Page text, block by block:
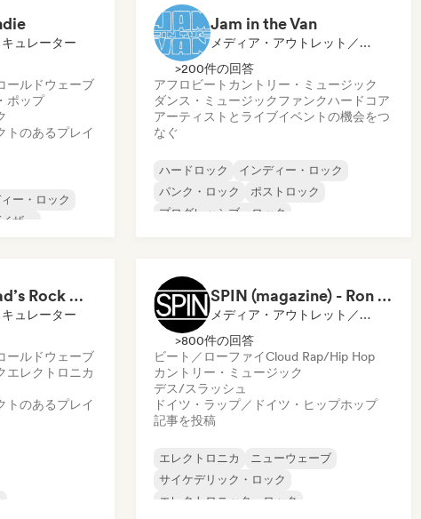
ック
ュレーター
ールドウェーブ
ポップ
トのあるプレイ
ー・ロック
ザー
Jam in the Van
メディア・アウトレット／ジャーナリスト
>200件の回答
アフロビート カントリー・ミュージック
ダンス・ミュージックファンクハードコア
アーティストとライブイベントの機会をつ
なぐ
ハードロック
インディー・ロック
パンク・ロック
ポストロック
プログレッシブ・ロック
アフロビート
Not Your Dad’s Rock 🤘 Garage Rock, Alt-Rock & Indie Anthems
ュレーター
ールドウェーブ
エレクトロニカ
トのあるプレイ
SPIN (magazine) - Ron Hart
メディア・アウトレット／ジャーナリスト
>800件の回答
ビート／ローファイCloud Rap/Hip Hop
カントリー・ミュージック
デス/スラッシュ
ドイツ・ラップ／ドイツ・ヒップホップ
記事を投稿
エレクトロニカ
ニューウェーブ
サイケデリック・ロック
エレクトロニック・ロック